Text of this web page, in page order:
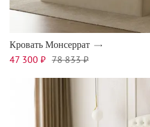
Кровать Монсеррат
47 300 ₽ 78 833 ₽